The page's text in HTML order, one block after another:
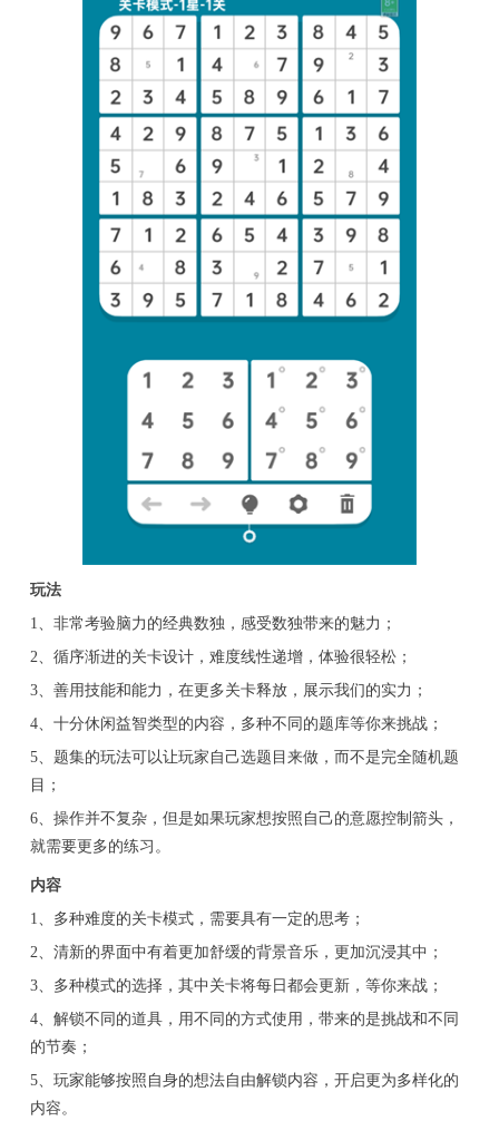
玩法
1、非常考验脑力的经典数独，感受数独带来的魅力；
2、循序渐进的关卡设计，难度线性递增，体验很轻松；
3、善用技能和能力，在更多关卡释放，展示我们的实力；
4、十分休闲益智类型的内容，多种不同的题库等你来挑战；
5、题集的玩法可以让玩家自己选题目来做，而不是完全随机题
目；
6、操作并不复杂，但是如果玩家想按照自己的意愿控制箭头，
就需要更多的练习。
内容
1、多种难度的关卡模式，需要具有一定的思考；
2、清新的界面中有着更加舒缓的背景音乐，更加沉浸其中；
3、多种模式的选择，其中关卡将每日都会更新，等你来战；
4、解锁不同的道具，用不同的方式使用，带来的是挑战和不同
的节奏；
5、玩家能够按照自身的想法自由解锁内容，开启更为多样化的
内容。